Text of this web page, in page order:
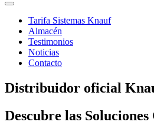
Menú
Tarifa Sistemas Knauf
Almacén
Testimonios
Noticias
Contacto
Distribuidor oficial
Descubre las